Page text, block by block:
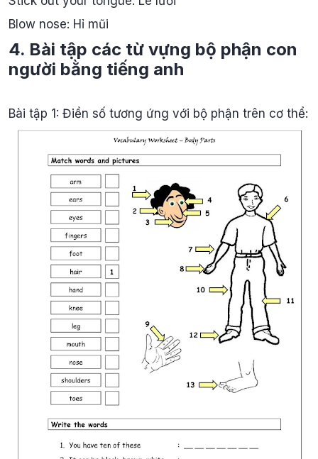
Blow nose: Hỉ mũi
4. Bài tập các từ vựng bộ phận con
người bằng tiếng anh
Bài tập 1: Điền số tương ứng với bộ phận trên cơ thể: